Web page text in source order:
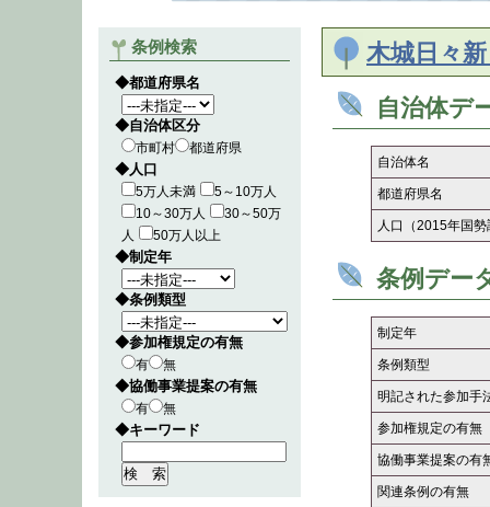
条例検索
◆都道府県名
◆自治体区分
市町村 都道府県
◆人口
5万人未満
5～10万人
10～30万人
30～50万
人
50万人以上
◆制定年
◆条例類型
◆参加権規定の有無
有 無
◆協働事業提案の有無
有 無
◆キーワード
木城日々
自治体デ
自治体名
都道府県名
人口（2015年国勢
条例デー
制定年
条例類型
明記された参加手
参加権規定の有無
協働事業提案の有
関連条例の有無